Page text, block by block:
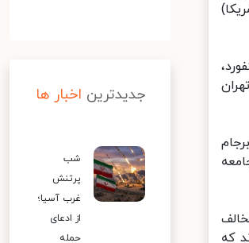
جامعه
در برابر ۱۲ رای مخالف
که
جدیدترین اخبار ها
شب
پرتنش
غرب آسیا؛
از ادعای
حمله